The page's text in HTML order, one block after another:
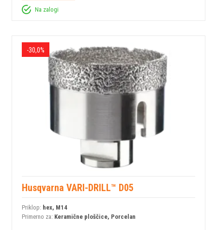
Na zalogi
-30,0%
Husqvarna VARI-DRILL™ D05
Priklop: hex, M14
Primerno za: Keramične ploščice, Porcelan